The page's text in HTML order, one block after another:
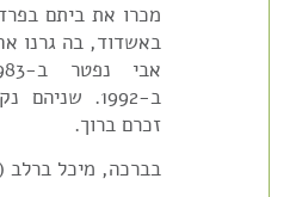
מכרו את ביתם
באשדוד, בה גרנו
ב-1992.
זכרם ברוך.
בברכה, מיכל ברלב